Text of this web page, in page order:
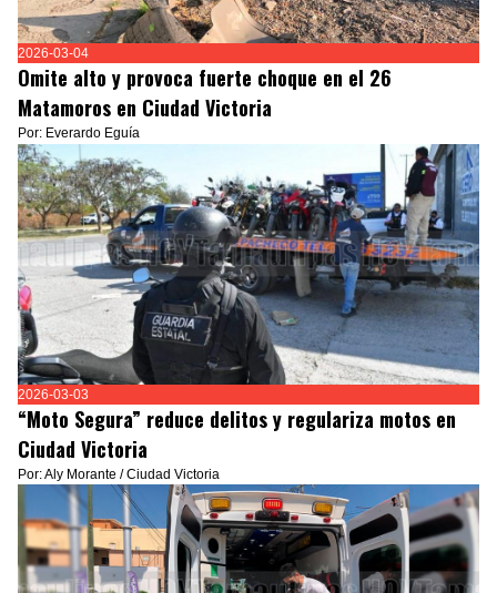
2026-03-04
Omite alto y provoca fuerte choque en el 26
Matamoros en Ciudad Victoria
Por: Everardo Eguía
2026-03-03
“Moto Segura” reduce delitos y regulariza motos en
Ciudad Victoria
Por: Aly Morante / Ciudad Victoria